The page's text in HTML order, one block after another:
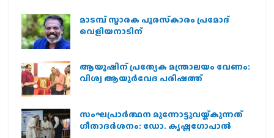
മാടമ്പ് സ്മാരക പുരസ്‌കാരം പ്രമോദ്
വെളിയനാടിന്
ആയുഷിന് പ്രത്യേക മന്ത്രാലയം വേണം:
വിശ്വ ആയുര്‍വേദ പരിഷത്ത്
സംഘപ്രാര്‍ത്ഥന മുന്നോട്ടുവയ്ക്കുന്നത്
ഗീതാദര്‍ശനം: ഡോ. കൃഷ്ണഗോപാല്‍